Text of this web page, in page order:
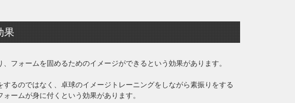
果
フォームを固めるためのイメージができるという効果があります。
するのではなく、卓球のイメージトレーニングをしながら素振りをする
ームが身に付くという効果があります。